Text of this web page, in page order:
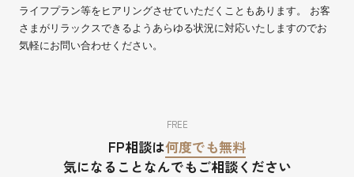
ライフプラン等をヒアリングさせていただくこともあります。 お客
さまがリラックスできるようあらゆる状況に対応いたしますのでお
気軽にお問い合わせください。
FREE
FP相談は何度でも無料
気になることなんでもご相談ください